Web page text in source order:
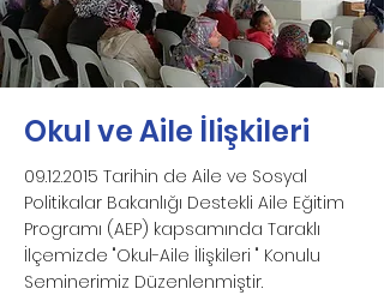
Okul ve Aile İlişkileri
09.12.2015 Tarihin de Aile ve Sosyal
Politikalar Bakanlığı Destekli Aile Eğitim
Programı (AEP) kapsamında Taraklı
İlçemizde "Okul-Aile İlişkileri " Konulu
Seminerimiz Düzenlenmiştir.